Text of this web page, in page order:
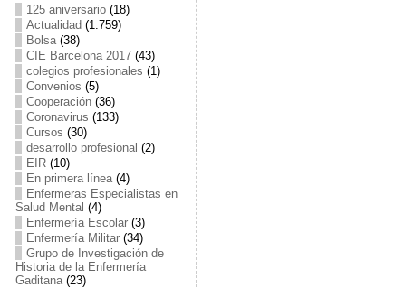
125 aniversario(18)
Actualidad (1.759)
Bolsa(38)
CIE Barcelona 2017(43)
colegios profesionales (1)
Convenios (5)
Cooperación(36)
Coronavirus (133)
Cursos (30)
desarrollo profesional (2)
EIR(10)
En primera línea(4)
Enfermeras Especialistas en
Salud Mental (4)
Enfermería Escolar(3)
Enfermería Militar(34)
Grupo de Investigación de
Historia de la Enfermería
Gaditana(23)